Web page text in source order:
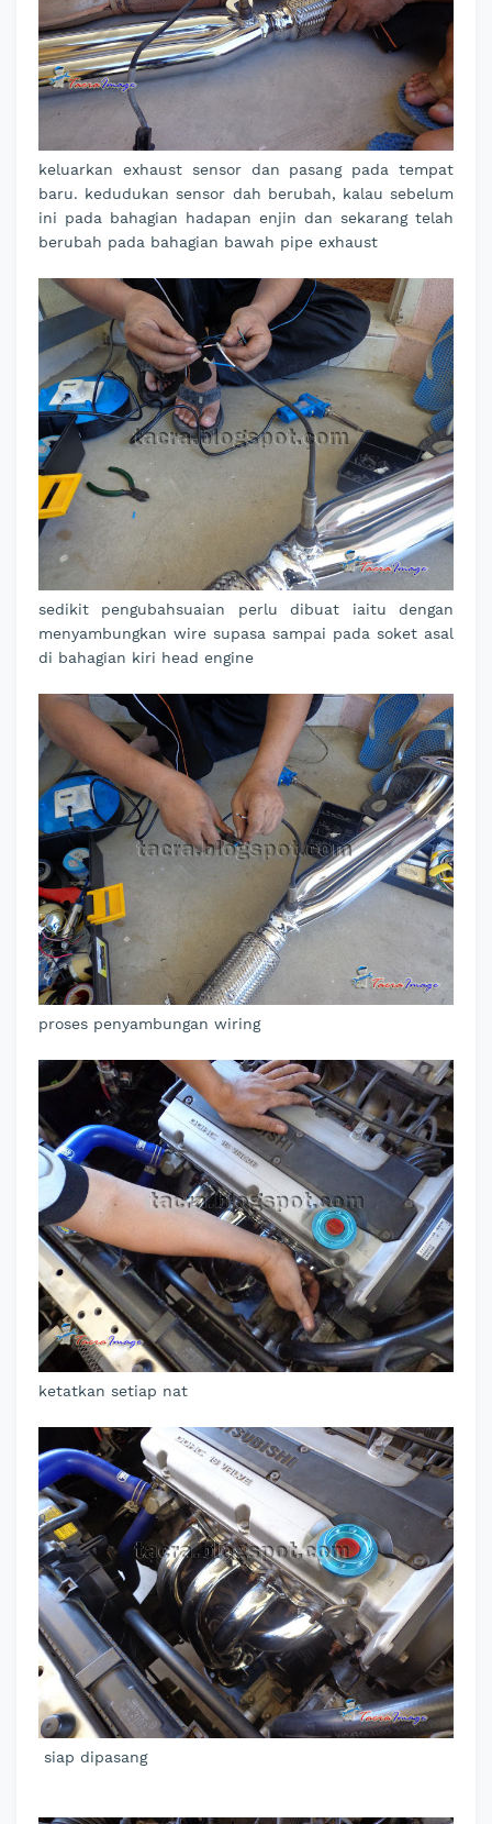
keluarkan exhaust sensor dan pasang pada tempat
baru. kedudukan sensor dah berubah, kalau sebelum
ini pada bahagian hadapan enjin dan sekarang telah
berubah pada bahagian bawah pipe exhaust
sedikit pengubahsuaian perlu dibuat iaitu dengan
menyambungkan wire supasa sampai pada soket asal
di bahagian kiri head engine
proses penyambungan wiring
ketatkan setiap nat
siap dipasang